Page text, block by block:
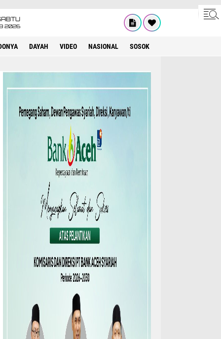
2026
DAYAH VIDEO NASIONAL SOSOK